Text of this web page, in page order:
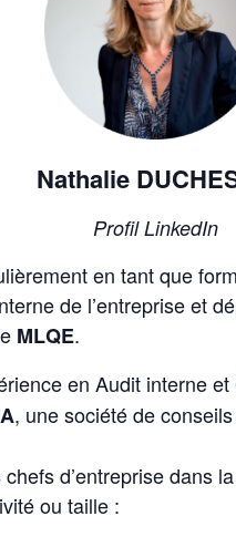
Nathalie
Profil LinkedIn
en tant que
de l’entrepriseet
MLQE.
en Audit interne
, une société de
d’entreprise dans
ou taille :